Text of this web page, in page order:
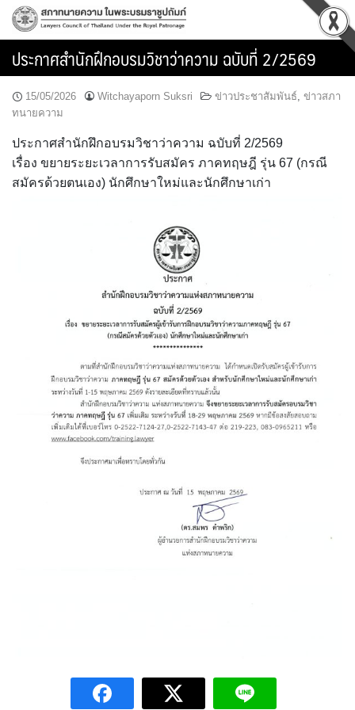
Skip
ประกาศสำนักฝึกอบรมวิชาว่าความ ฉบับที่ 2/2569
15/05/2026 Witchayaporn Suksri ข่าวประชาสัมพันธ์, ข่าวสภา
ทนายความ
ประกาศสำนักฝึกอบรมวิชาว่าความ ฉบับที่ 2/2569
เรื่อง ขยายระยะเวลาการรับสมัคร ภาคทฤษฎี รุ่น 67 (กรณี
สมัครด้วยตนเอง) นักศึกษาใหม่และนักศึกษาเก่า